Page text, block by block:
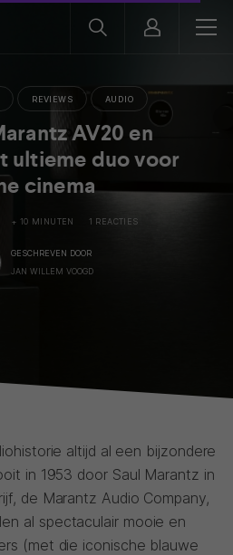
REVIEWS AUDIO
AV20 en
ultieme duo voor
cinema
+ 10 MINUTEN 1 REACTIES
GESCHREVEN DOOR
JAN WILLEM VOOGD
altijd al een bijzondere
in 1953 door Saul Marantz in
de Marantz Audio Company,
al spectaculair mooie en
(met die iconische blauwe